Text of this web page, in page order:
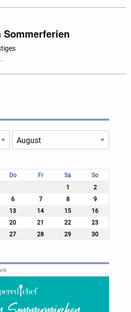
Sommerferien
Do Fr Sa
So
1
2
6 7 8
9
13 14 15
16
20 21 22
23
27 28 29
30